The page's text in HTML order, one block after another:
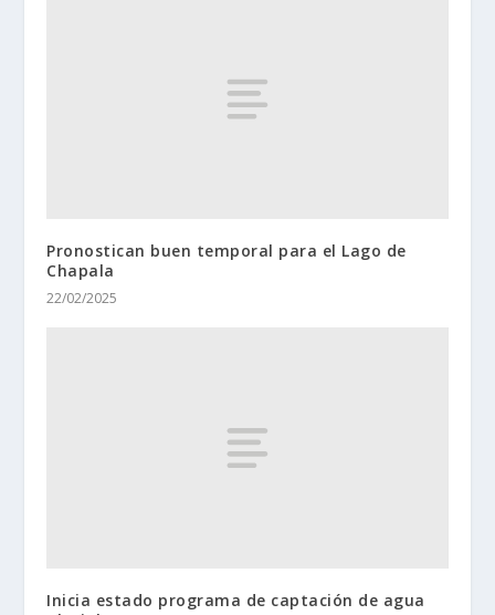
Pronostican buen temporal para el Lago de
Chapala
22/02/2025
Inicia estado programa de captación de agua